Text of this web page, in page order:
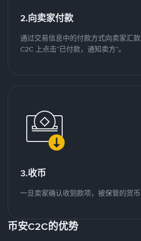
2.向卖家付款
通过交易信息中的付款方式向卖家汇
C2C 上点击“已付款，通知卖方”。
3.收币
一旦卖家确认收到款项，被保管的货币
币安C2C的优势